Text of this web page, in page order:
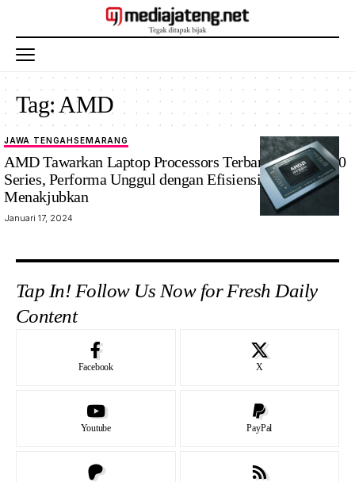
Tag: AMD
JAWA TENGAHSEMARANG
AMD Tawarkan Laptop Processors Terbaru Ryzen 7000
Series, Performa Unggul dengan Efisiensi Daya
Menakjubkan
Januari 17, 2024
Tap In! Follow Us Now for Fresh Daily
Content
Facebook X
Youtube PayPal